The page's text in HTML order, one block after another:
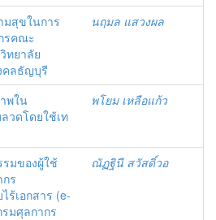
มสุขในการ
รคณะ
ทยาลัย
คลธัญบุรี
นฤมล แสวงผล
พใน
วดโดยใช้เท
พโยม เหลือแก้ว
มของผู้ใช้
ร
ร้เอกสาร (e-
มศุลกากร
ณัฏฐินี สวัสดิ์วอ